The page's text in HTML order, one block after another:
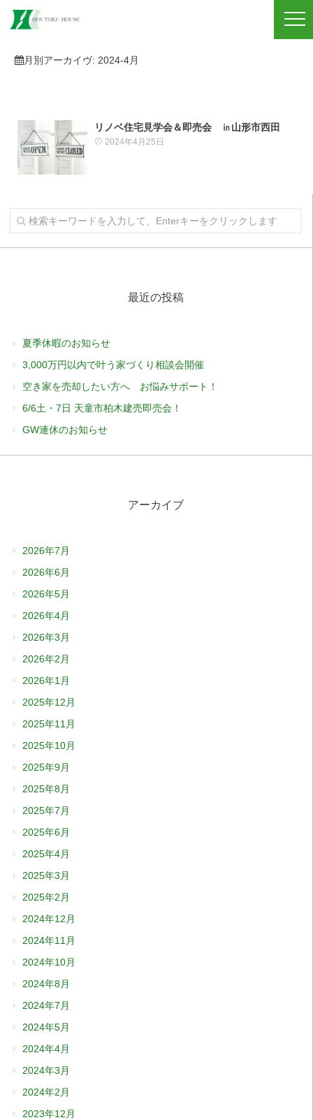
月別アーカイヴ: 2024-4月
リノベ住宅見学会＆即売会 ㏌山形市西田
2024年4月25日
最近の投稿
夏季休暇のお知らせ
3,000万円以内で叶う家づくり相談会開催
空き家を売却したい方へ お悩みサポート！
6/6土・7日 天童市柏木建売即売会！
GW連休のお知らせ
アーカイブ
2026年7月
2026年6月
2026年5月
2026年4月
2026年3月
2026年2月
2026年1月
2025年12月
2025年11月
2025年10月
2025年9月
2025年8月
2025年7月
2025年6月
2025年4月
2025年3月
2025年2月
2024年12月
2024年11月
2024年10月
2024年8月
2024年7月
2024年5月
2024年4月
2024年3月
2024年2月
2023年12月